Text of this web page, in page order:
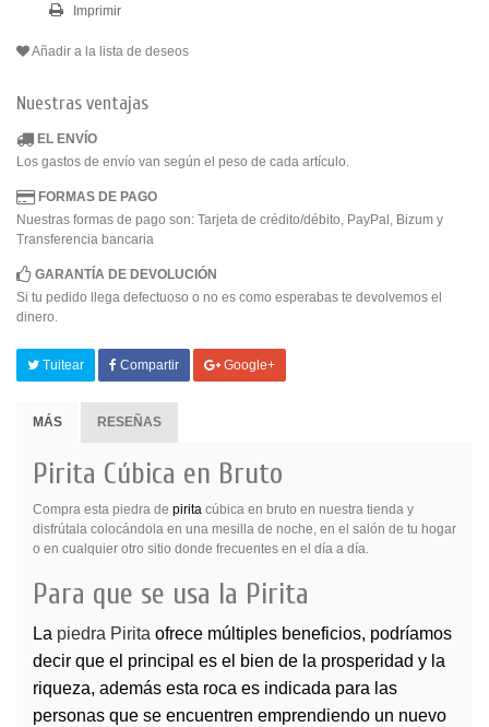
Imprimir
Añadir a la lista de deseos
Nuestras ventajas
EL ENVÍO
Los gastos de envío van según el peso de cada artículo.
FORMAS DE PAGO
Nuestras formas de pago son: Tarjeta de crédito/débito, PayPal, Bizum y
Transferencia bancaria
GARANTÍA DE DEVOLUCIÓN
Si tu pedido llega defectuoso o no es como esperabas te devolvemos el
dinero.
Tuitear Compartir Google+
MÁS RESEÑAS
Pirita Cúbica en Bruto
Compra esta piedra de pirita cúbica en bruto en nuestra tienda y
disfrútala colocándola en una mesilla de noche, en el salón de tu hogar
o en cualquier otro sitio donde frecuentes en el día a día.
Para que se usa la Pirita
La piedra Pirita ofrece múltiples beneficios, podríamos
decir que el principal es el bien de la prosperidad y la
riqueza, además esta roca es indicada para las
personas que se encuentren emprendiendo un nuevo